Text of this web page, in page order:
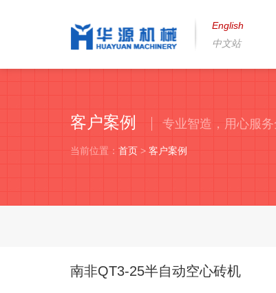
English
中文站
客户案例 专业智造，用心服
当前位置： 首页 > 客户案例
南非QT3-25半自动空心砖机